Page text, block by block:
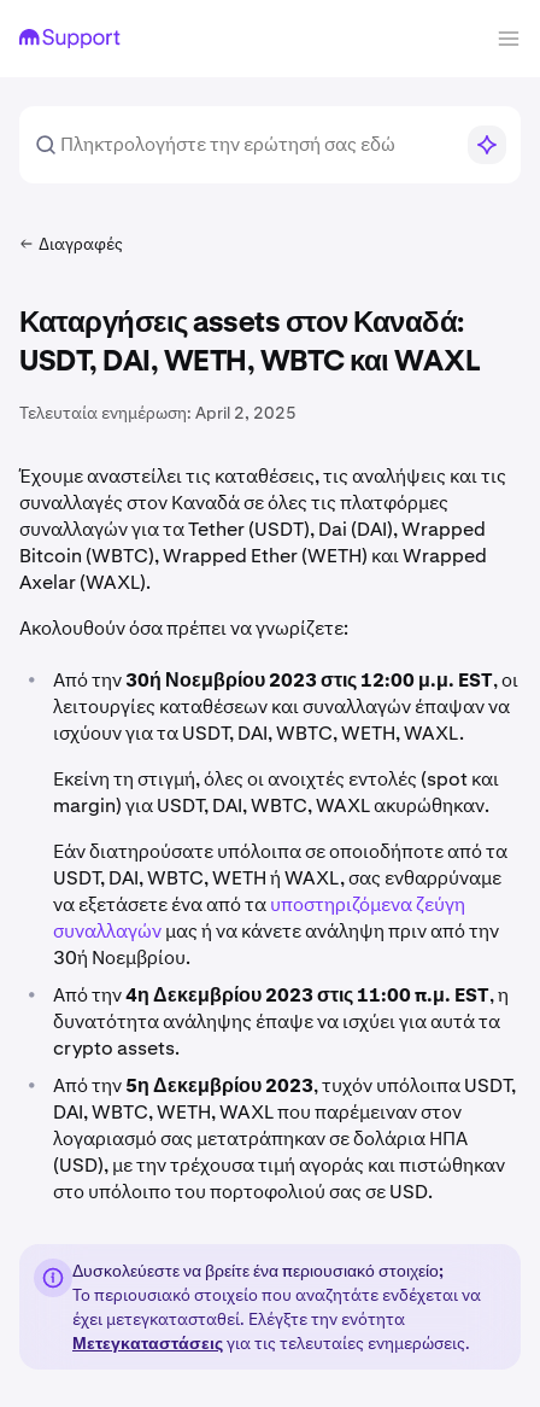
Διαγραφές
Καταργήσεις assets στον Καναδά:
USDT, DAI, WETH, WBTC και WAXL
Τελευταία ενημέρωση: April 2, 2025
Έχουμε αναστείλει τις καταθέσεις, τις αναλήψεις και τις
συναλλαγές στον Καναδά σε όλες τις πλατφόρμες
συναλλαγών για τα Tether (USDT), Dai (DAI), Wrapped
Bitcoin (WBTC), Wrapped Ether (WETH) και Wrapped
Axelar (WAXL).
Ακολουθούν όσα πρέπει να γνωρίζετε:
• Από την30ή Νοεμβρίου 2023 στις 12:00 μ.μ. EST, οι
λειτουργίες καταθέσεων και συναλλαγών έπαψαν να
ισχύουν για τα USDT, DAI, WBTC, WETH, WAXL.
Εκείνη τη στιγμή, όλες οι ανοιχτές εντολές (spot και
margin) για USDT, DAI, WBTC, WAXL ακυρώθηκαν.
Εάν διατηρούσατε υπόλοιπα σε οποιοδήποτε από τα
USDT, DAI, WBTC, WETH ή WAXL, σας ενθαρρύναμε
να εξετάσετε ένα από ταυποστηριζόμενα ζεύγη
συναλλαγώνμας ή να κάνετε ανάληψη πριν από την
30ή Νοεμβρίου.
• Από την4η Δεκεμβρίου 2023 στις 11:00 π.μ. EST, η
δυνατότητα ανάληψης έπαψε να ισχύει για αυτά τα
crypto assets.
• Από την5η Δεκεμβρίου 2023, τυχόν υπόλοιπα USDT,
DAI, WBTC, WETH, WAXL που παρέμειναν στον
λογαριασμό σας μετατράπηκαν σε δολάρια ΗΠΑ
(USD), με την τρέχουσα τιμή αγοράς και πιστώθηκαν
στο υπόλοιπο του πορτοφολιού σας σε USD.
Δυσκολεύεστε να βρείτε ένα περιουσιακό στοιχείο;
Το περιουσιακό στοιχείο που αναζητάτε ενδέχεται να
έχει μετεγκατασταθεί. Ελέγξτε την ενότητα
Μετεγκαταστάσειςγια τις τελευταίες ενημερώσεις.